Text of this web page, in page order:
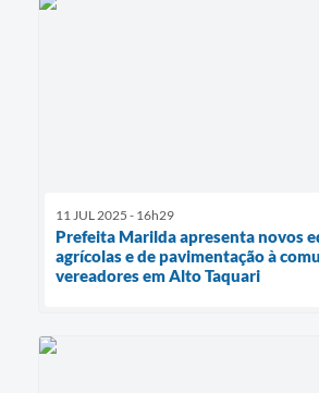
11 JUL 2025 - 16h29
Prefeita Marilda apresenta novos
agrícolas e de pavimentação à
vereadores em Alto Taquari